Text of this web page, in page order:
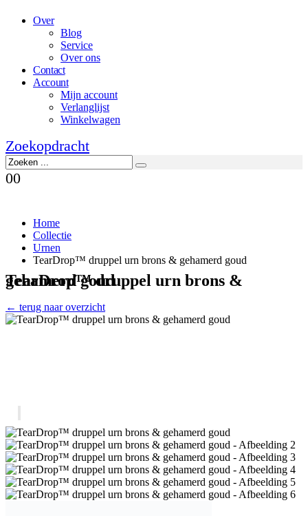
Over
Blog
Service
Over ons
Contact
Account
Mijn account
Verlanglijst
Winkelwagen
Zoekopdracht
00
Home
Collectie
Urnen
TearDrop™ druppel urn brons & gehamerd goud
TearDrop™ druppel urn brons & gehamerd goud
← terug naar overzicht